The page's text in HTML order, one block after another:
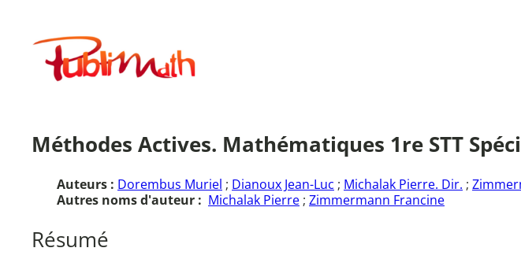
contenuPublimath
Méthodes Actives. Mathématiques 1re STT
Auteurs : Dorembus Muriel ; Dianoux Jean-Luc ; Michalak Pierre. Dir. ;
Autres noms d'auteur : Michalak Pierre ; Zimmermann Francine
Résumé